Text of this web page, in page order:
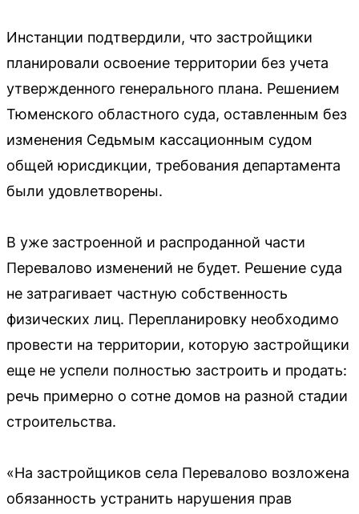
Инстанции подтвердили, что застройщики
планировали освоение территории без учета
утвержденного генерального плана. Решением
Тюменского областного суда, оставленным без
изменения Седьмым кассационным судом
общей юрисдикции, требования департамента
были удовлетворены.
В уже застроенной и распроданной части
Перевалово изменений не будет. Решение суда
не затрагивает частную собственность
физических лиц. Перепланировку необходимо
провести на территории, которую застройщики
еще не успели полностью застроить и продать:
речь примерно о сотне домов на разной стадии
строительства.
«На застройщиков села Перевалово возложена
обязанность устранить нарушения прав